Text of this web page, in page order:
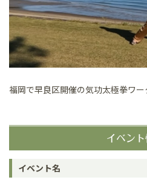
福岡で早良区開催の気功太極拳ワー
イベント
イベント名